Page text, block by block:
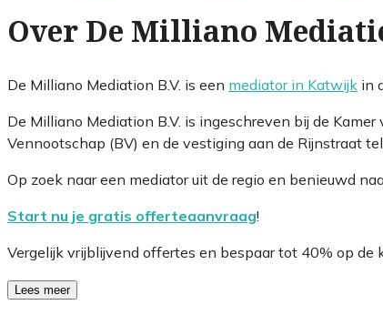
Over De Milliano
De Milliano Mediation B.V. is een mediator in Katwijk in
De Milliano Mediation B.V. is ingeschreven bij de
Vennootschap (BV) en de vestiging aan de Rijnstraat
Op zoek naar een mediator uit de regio en benieuwd
Start nu je gratis offerteaanvraag!
Vergelijk vrijblijvend offertes en bespaar tot 40% op de
Lees meer